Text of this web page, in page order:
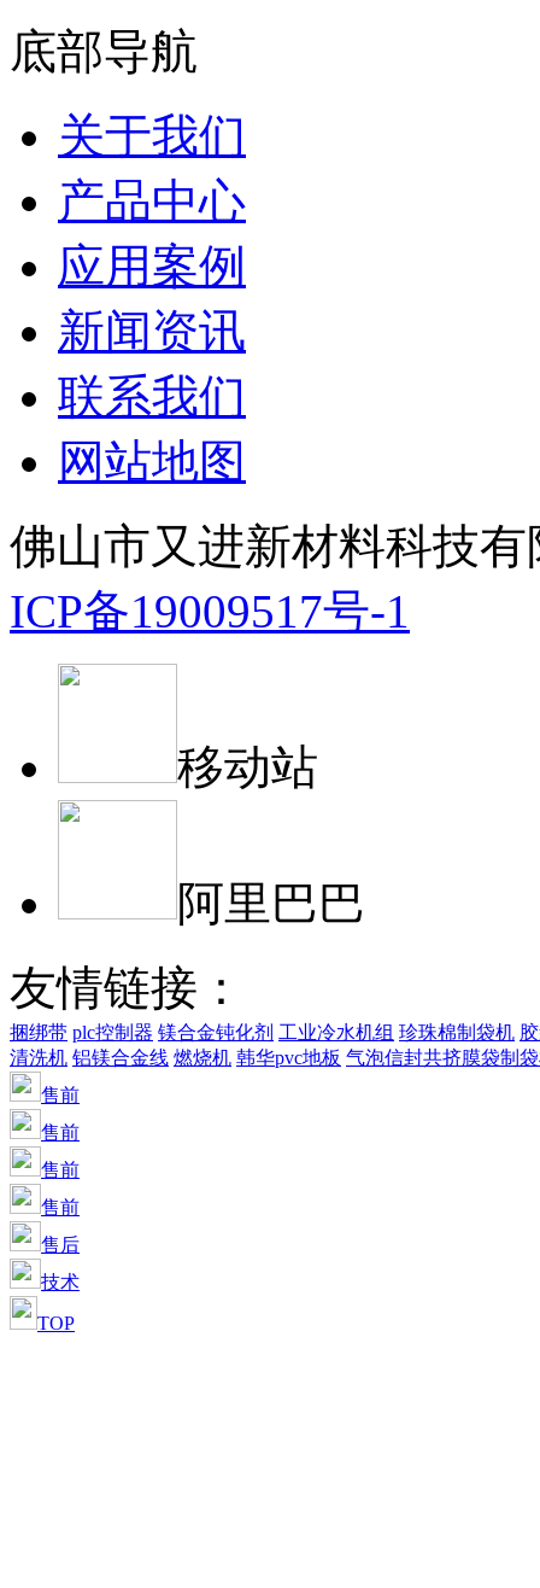
底部导航
关于我们
产品中心
应用案例
新闻资讯
联系我们
网站地图
佛山市又进新材料科技
ICP备19009517号-1
移动站
阿里巴巴
友情链接：
捆绑带 plc控制器 镁合金钝化剂 工业冷水机组 珍珠棉制袋机
清洗机 铝镁合金线 燃烧机 韩华pvc地板 气泡信封共挤膜袋制
售前
售前
售前
售前
售后
技术
TOP